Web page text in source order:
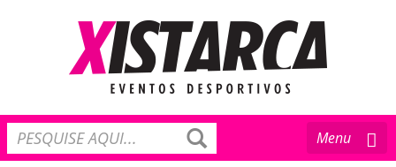
Toggle
navigation
Menu